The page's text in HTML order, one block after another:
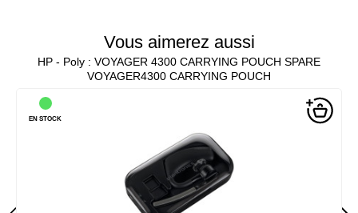
Vous aimerez aussi
HP - Poly : VOYAGER 4300 CARRYING POUCH SPARE
VOYAGER4300 CARRYING POUCH
EN STOCK